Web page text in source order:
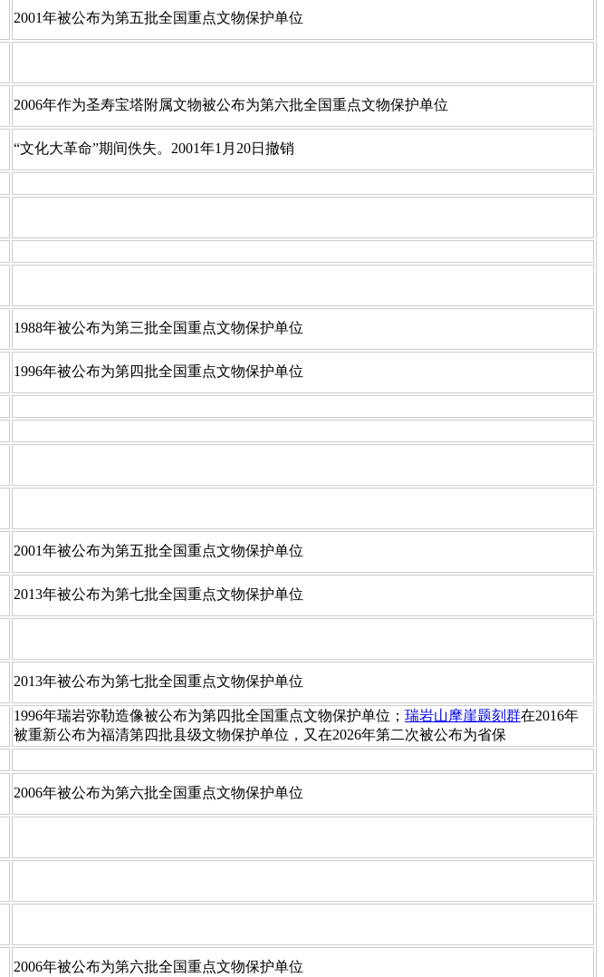
​2001年被公布为第五批全国重点文物保护单位
​2006年作为圣寿宝塔附属文物被公布为第六批全国重点文物保护单位
“文化大革命”期间佚失。2001年1月20日撤销
​1988年被公布为第三批全国重点文物保护单位
​1996年被公布为第四批全国重点文物保护单位
​2001年被公布为第五批全国重点文物保护单位
​2013年被公布为第七批全国重点文物保护单位
​2013年被公布为第七批全国重点文物保护单位
​1996年瑞岩弥勒造像被公布为第四批全国重点文物保护单位； 瑞岩山摩崖题刻群在2016年
被重新公布为福清第四批县级文物保护单位，又在2026年第二次被公布为省保
​2006年被公布为第六批全国重点文物保护单位
​2006年被公布为第六批全国重点文物保护单位